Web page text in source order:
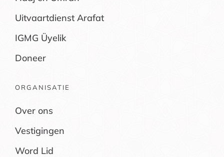
Uitvaartdienst Arafat
IGMG Üyelik
Doneer
ORGANISATIE
Over ons
Vestigingen
Word Lid